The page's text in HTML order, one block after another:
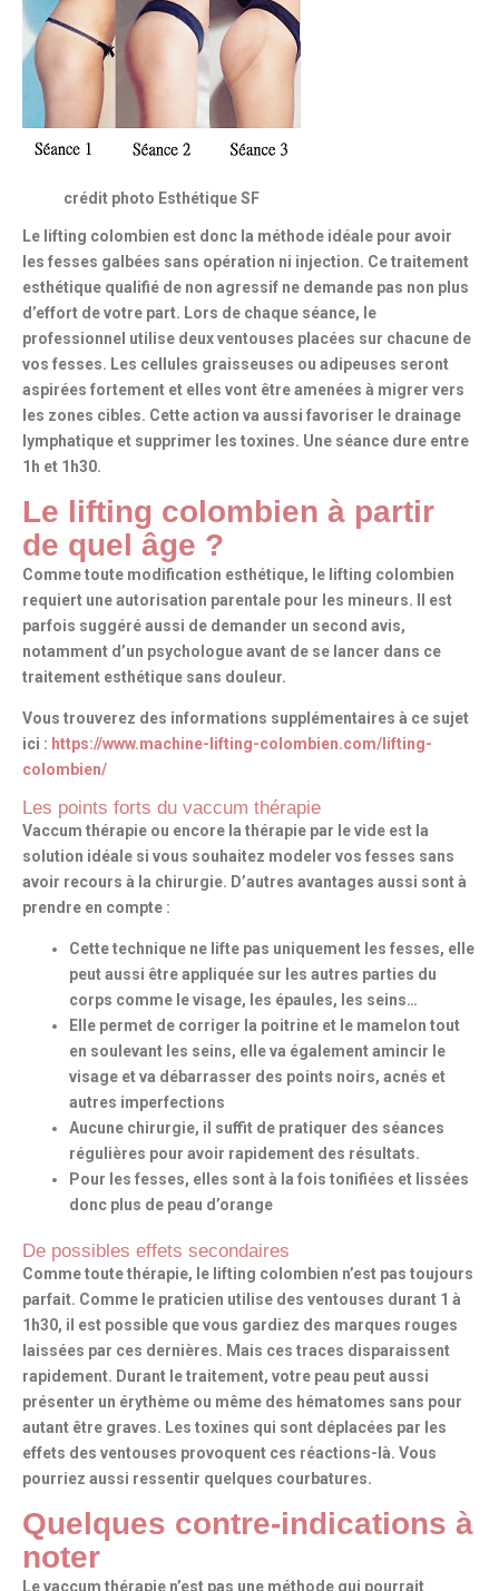
crédit photo Esthétique SF
Le lifting colombien est donc la méthode idéale pour avoir
les fesses galbées sans opération ni injection. Ce traitement
esthétique qualifié de non agressif ne demande pas non plus
d’effort de votre part. Lors de chaque séance, le
professionnel utilise deux ventouses placées sur chacune de
vos fesses. Les cellules graisseuses ou adipeuses seront
aspirées fortement et elles vont être amenées à migrer vers
les zones cibles. Cette action va aussi favoriser le drainage
lymphatique et supprimer les toxines. Une séance dure entre
1h et 1h30.
Le lifting colombien à partir
de quel âge ?
Comme toute modification esthétique, le lifting colombien
requiert une autorisation parentale pour les mineurs. Il est
parfois suggéré aussi de demander un second avis,
notamment d’un psychologue avant de se lancer dans ce
traitement esthétique sans douleur.
Vous trouverez des informations supplémentaires à ce sujet
ici : https://www.machine-lifting-colombien.com/lifting-
colombien/
Les points forts du vaccum thérapie
Vaccum thérapie ou encore la thérapie par le vide est la
solution idéale si vous souhaitez modeler vos fesses sans
avoir recours à la chirurgie. D’autres avantages aussi sont à
prendre en compte :
Cette technique ne lifte pas uniquement les fesses, elle
peut aussi être appliquée sur les autres parties du
corps comme le visage, les épaules, les seins…
Elle permet de corriger la poitrine et le mamelon tout
en soulevant les seins, elle va également amincir le
visage et va débarrasser des points noirs, acnés et
autres imperfections
Aucune chirurgie, il suffit de pratiquer des séances
régulières pour avoir rapidement des résultats.
Pour les fesses, elles sont à la fois tonifiées et lissées
donc plus de peau d’orange
De possibles effets secondaires
Comme toute thérapie, le lifting colombien n’est pas toujours
parfait. Comme le praticien utilise des ventouses durant 1 à
1h30, il est possible que vous gardiez des marques rouges
laissées par ces dernières. Mais ces traces disparaissent
rapidement. Durant le traitement, votre peau peut aussi
présenter un érythème ou même des hématomes sans pour
autant être graves. Les toxines qui sont déplacées par les
effets des ventouses provoquent ces réactions-là. Vous
pourriez aussi ressentir quelques courbatures.
Quelques contre-indications à
noter
Le vaccum thérapie n’est pas une méthode qui pourrait